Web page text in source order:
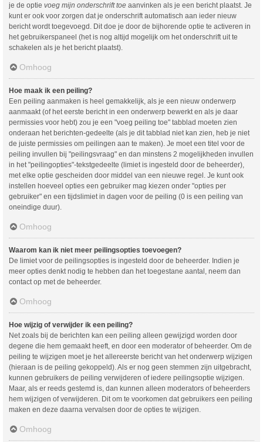
je de optie voeg mijn onderschrift toe aanvinken als je een bericht plaatst. Je
kunt er ook voor zorgen dat je onderschrift automatisch aan ieder nieuw
bericht wordt toegevoegd. Dit doe je door de bijhorende optie te activeren in
het gebruikerspaneel (het is nog altijd mogelijk om het onderschrift uit te
schakelen als je het bericht plaatst).
Omhoog
Hoe maak ik een peiling?
Een peiling aanmaken is heel gemakkelijk, als je een nieuw onderwerp
aanmaakt (of het eerste bericht in een onderwerp bewerkt en als je daar
permissies voor hebt) zou je een "voeg peiling toe" tabblad moeten zien
onderaan het berichten-gedeelte (als je dit tabblad niet kan zien, heb je niet
de juiste permissies om peilingen aan te maken). Je moet een titel voor de
peiling invullen bij "peilingsvraag" en dan minstens 2 mogelijkheden invullen
in het "peilingopties"-tekstgedeelte (limiet is ingesteld door de beheerder),
met elke optie gescheiden door middel van een nieuwe regel. Je kunt ook
instellen hoeveel opties een gebruiker mag kiezen onder "opties per
gebruiker" en een tijdslimiet in dagen voor de peiling (0 is een peiling van
oneindige duur).
Omhoog
Waarom kan ik niet meer peilingsopties toevoegen?
De limiet voor de peilingsopties is ingesteld door de beheerder. Indien je
meer opties denkt nodig te hebben dan het toegestane aantal, neem dan
contact op met de beheerder.
Omhoog
Hoe wijzig of verwijder ik een peiling?
Net zoals bij de berichten kan een peiling alleen gewijzigd worden door
degene die hem gemaakt heeft, en door een moderator of beheerder. Om de
peiling te wijzigen moet je het allereerste bericht van het onderwerp wijzigen
(hieraan is de peiling gekoppeld). Als er nog geen stemmen zijn uitgebracht,
kunnen gebruikers de peiling verwijderen of iedere peilingsoptie wijzigen.
Maar, als er reeds gestemd is, dan kunnen alleen moderators of beheerders
hem wijzigen of verwijderen. Dit om te voorkomen dat gebruikers een peiling
maken en deze daarna vervalsen door de opties te wijzigen.
Omhoog